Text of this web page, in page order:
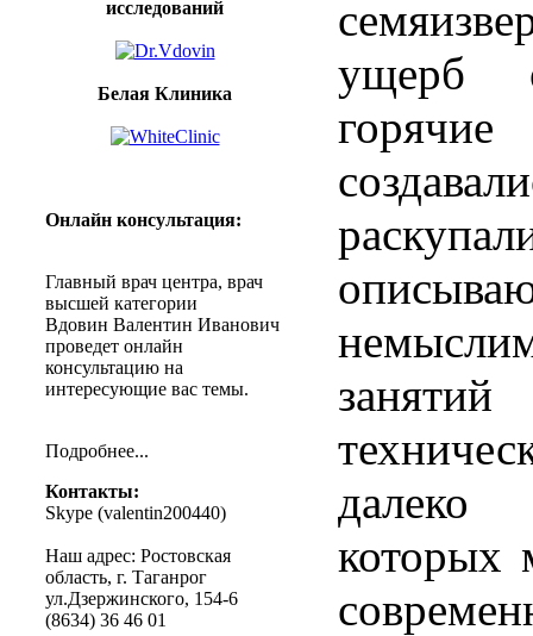
исследований
Белая Клиника
Онлайн консультация:
Главный врач центра, врач
высшей категории
Вдовин Валентин Иванович
проведет онлайн
консультацию на
интересующие вас темы.
Подробнее...
Контакты:
Skype (valentin200440)
Наш адрес: Ростовская
область, г. Таганрог
ул.Дзержинского, 154-6
(8634) 36 46 01
ущерб
которых